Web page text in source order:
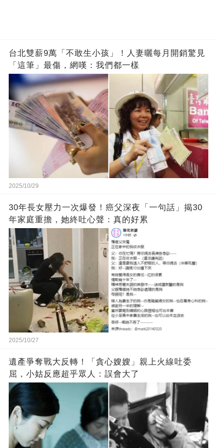
台北雙薪9萬「不敢生小孩」！人妻曬每月開銷驚見
「這筆」最傷，網嘆：我們都一樣
2025/10/29
30年長女壓力一次爆發！癌父深夜「一句話」揭30
年家庭重擔，她終吐心聲：真的好累
2025/10/27
遺產爭奪戰大反轉！「貪心嫂嫂」親上火線吐委
屈，小姑反應超乎眾人：誤會大了